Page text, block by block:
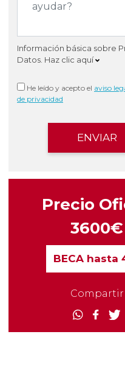
Información básica sobre
Datos. Haz clic aquí
He leído y acepto el aviso
de privacidad
Precio
3600€
BECAhasta
Compartir